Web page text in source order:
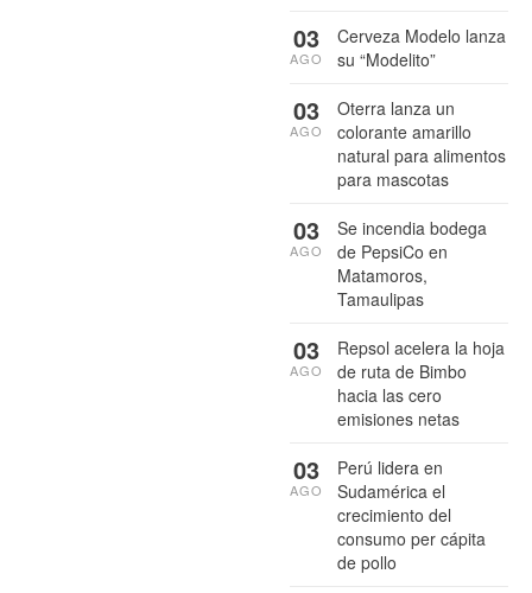
Cerveza Modelo lanza
su “Modelito”
03
AGO
Oterra lanza un
colorante amarillo
natural para alimentos
para mascotas
03
AGO
Se incendia bodega
de PepsiCo en
Matamoros,
Tamaulipas
03
AGO
Repsol acelera la hoja
de ruta de Bimbo
hacia las cero
emisiones netas
03
AGO
Perú lidera en
Sudamérica el
crecimiento del
consumo per cápita
de pollo
03
AGO